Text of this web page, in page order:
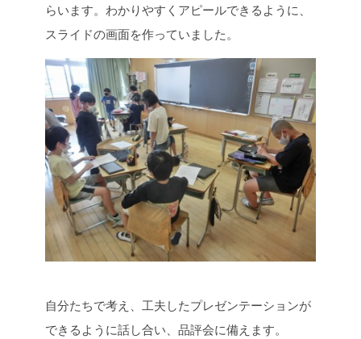
らいます。わかりやすくアピールできるように、
スライドの画面を作っていました。
自分たちで考え、工夫したプレゼンテーションが
できるように話し合い、品評会に備えます。